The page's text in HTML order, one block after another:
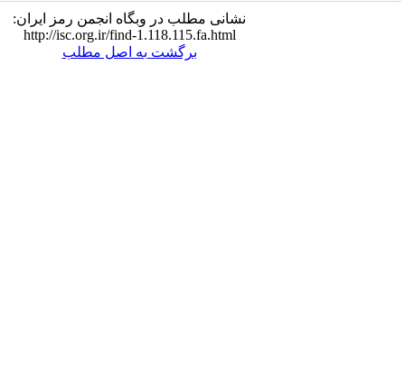
نشانی مطلب در وبگاه انجمن رمز ایران:
http://isc.org.ir/find-1.118.115.fa.html